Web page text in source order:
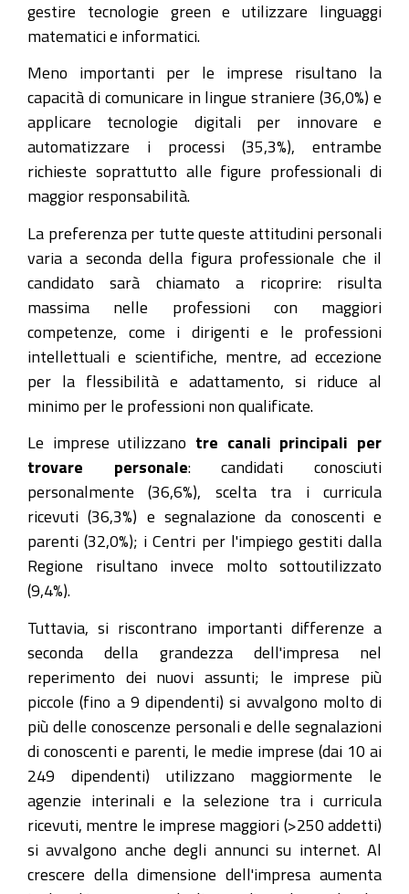
gestire tecnologie green e utilizzare linguaggi
matematici e informatici.
Meno importanti per le imprese risultano la
capacità di comunicare in lingue straniere (36,0%) e
applicare tecnologie digitali per innovare e
automatizzare i processi (35,3%), entrambe
richieste soprattutto alle figure professionali di
maggior responsabilità.
La preferenza per tutte queste attitudini personali
varia a seconda della figura professionale che il
candidato sarà chiamato a ricoprire: risulta
massima nelle professioni con maggiori
competenze, come i dirigenti e le professioni
intellettuali e scientifiche, mentre, ad eccezione
per la flessibilità e adattamento, si riduce al
minimo per le professioni non qualificate.
Le imprese utilizzano tre canali principali per
trovare personale: candidati conosciuti
personalmente (36,6%), scelta tra i curricula
ricevuti (36,3%) e segnalazione da conoscenti e
parenti (32,0%); i Centri per l'impiego gestiti dalla
Regione risultano invece molto sottoutilizzato
(9,4%).
Tuttavia, si riscontrano importanti differenze a
seconda della grandezza dell'impresa nel
reperimento dei nuovi assunti; le imprese più
piccole (fino a 9 dipendenti) si avvalgono molto di
più delle conoscenze personali e delle segnalazioni
di conoscenti e parenti, le medie imprese (dai 10 ai
249 dipendenti) utilizzano maggiormente le
agenzie interinali e la selezione tra i curricula
ricevuti, mentre le imprese maggiori (>250 addetti)
si avvalgono anche degli annunci su internet. Al
crescere della dimensione dell'impresa aumenta